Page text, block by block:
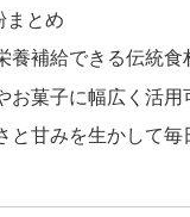
まとめ
養補給できる伝統食
お菓子に幅広く活用
と甘みを生かして毎